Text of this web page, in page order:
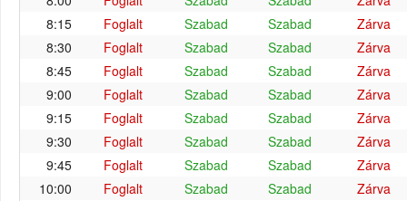
8:15
Foglalt Szabad Szabad
Zárva
8:30
Foglalt Szabad Szabad
Zárva
8:45
Foglalt Szabad Szabad
Zárva
9:00
Foglalt Szabad Szabad
Zárva
9:15
Foglalt Szabad Szabad
Zárva
9:30
Foglalt Szabad Szabad
Zárva
9:45
Foglalt Szabad Szabad
Zárva
10:00
Foglalt Szabad Szabad
Zárva